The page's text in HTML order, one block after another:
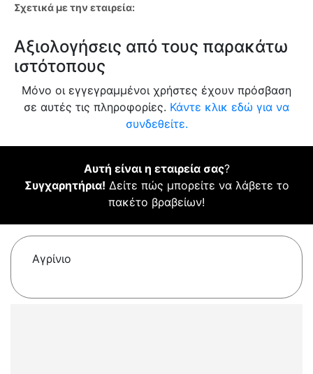
Σχετικά με την εταιρεία:
Αξιολογήσεις από τους παρακάτω
ιστότοπους
Μόνο οι εγγεγραμμένοι χρήστες έχουν πρόσβαση
σε αυτές τις πληροφορίες. Κάντε κλικ εδώ για να
συνδεθείτε.
Αυτή είναι η εταιρεία σας?
Συγχαρητήρια! Δείτε πώς μπορείτε να λάβετε το
πακέτο βραβείων!
Αγρίνιο